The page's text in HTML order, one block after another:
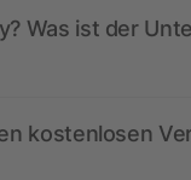
Was ist der
kostenlosen